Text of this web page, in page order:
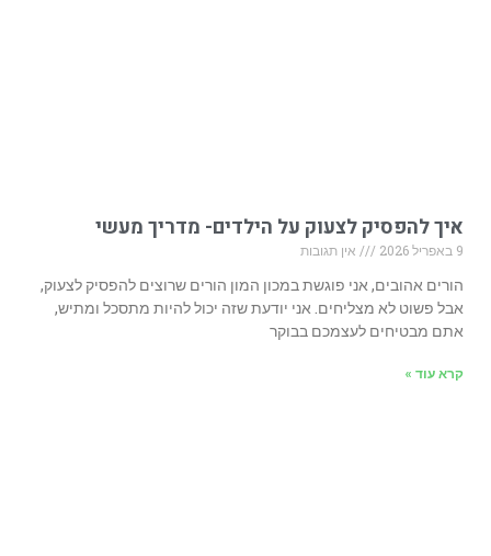
איך להפסיק לצעוק על הילדים- מדריך מעשי
9 באפריל 2026 אין תגובות
הורים אהובים, אני פוגשת במכון המון הורים שרוצים להפסיק לצעוק,
אבל פשוט לא מצליחים. אני יודעת שזה יכול להיות מתסכל ומתיש,
אתם מבטיחים לעצמכם בבוקר
קרא עוד »